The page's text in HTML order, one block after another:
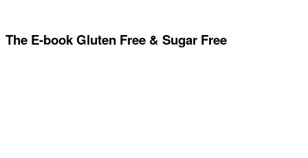
The E-book Gluten Free & Sugar Free